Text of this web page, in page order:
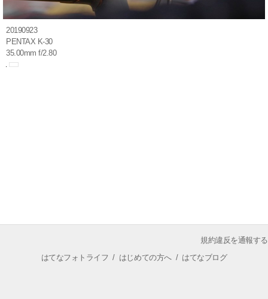
20190923
PENTAX K-30
35.00mm f/2.80
規約違反を通報する
はてなフォトライフ / はじめての方へ/ はてなブログ